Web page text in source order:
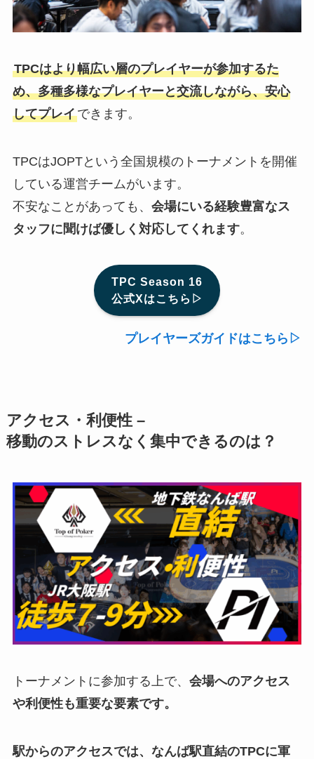
TPCはより幅広い層のプレイヤーが参加するた
め、多種多様なプレイヤーと交流しながら、安心
してプレイできます。
TPCはJOPTという全国規模のトーナメントを開催
している運営チームがいます。
不安なことがあっても、 会場にいる経験豊富なス
タッフに聞けば優しく対応してくれます。
TPC Season 16
公式Xはこちら▷
プレイヤーズガイドはこちら▷
アクセス・利便性 –
移動のストレスなく集中できるのは？
トーナメントに参加する上で、 会場へのアクセス
や利便性も重要な要素です。
駅からのアクセスでは、なんば駅直結のTPCに軍